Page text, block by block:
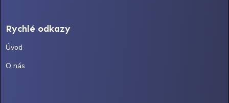
Rychlé odkazy
Úvod
O nás